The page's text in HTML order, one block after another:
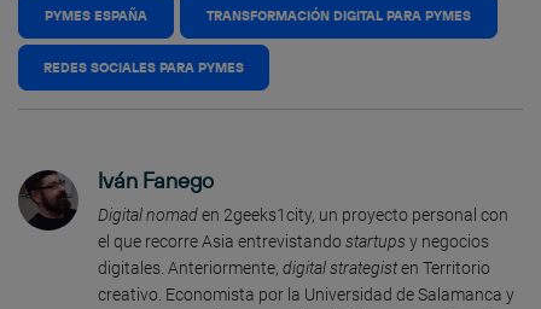
PYMES ESPAÑA TRANSFORMACIÓN DIGITAL PARA PYMES
REDES SOCIALES PARA PYMES
Iván Fanego
Digital nomaden 2geeks1city, un proyecto personal con
el que recorre Asia entrevistando startups y negocios
digitales. Anteriormente, digital strategisten Territorio
creativo. Economista por la Universidad de Salamanca y